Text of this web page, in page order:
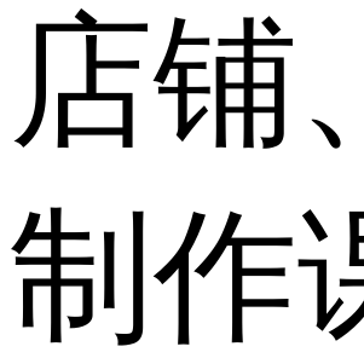
店铺、
制作